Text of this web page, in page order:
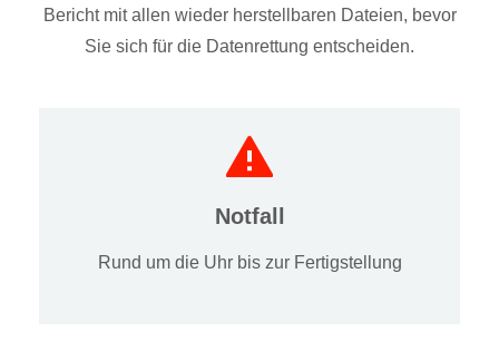
Bericht mit allen wieder herstellbaren Dateien, bevor
Sie sich für die Datenrettung entscheiden.
Notfall
Rund um die Uhr bis zur Fertigstellung